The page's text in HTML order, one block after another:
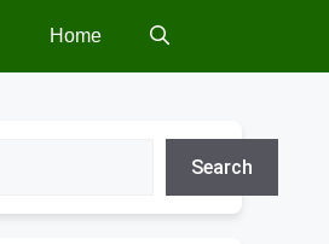
Home
Search